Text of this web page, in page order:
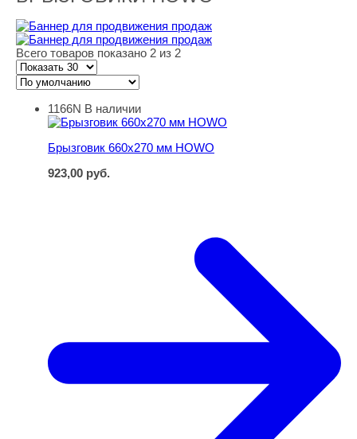
Всего товаров показано 2 из 2
Брызговик 660х270 мм HOWO
1166N В наличии
Брызговик 660х270 мм HOWO
923,00 руб.